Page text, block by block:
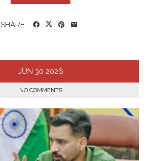
SHARE
JUN 30 2026
NO COMMENTS